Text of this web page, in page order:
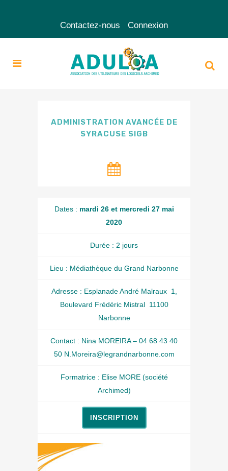
Contactez-nous Connexion
ADMINISTRATION AVANCÉE DE
SYRACUSE SIGB
Dates : mardi 26 et mercredi 27 mai
2020
Durée : 2 jours
Lieu : Médiathèque du Grand Narbonne
Adresse : Esplanade André Malraux 1,
Boulevard Frédéric Mistral 11100
Narbonne
Contact : Nina MOREIRA – 04 68 43 40
50 N.Moreira@legrandnarbonne.com
Formatrice : Elise MORE (société
Archimed)
INSCRIPTION